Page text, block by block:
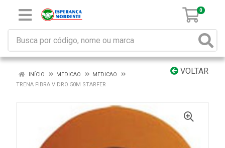
0
VOLTAR
INÍCIO MEDICAO
MEDICAO
TRENA FIBRA VIDRO 50M STARFER